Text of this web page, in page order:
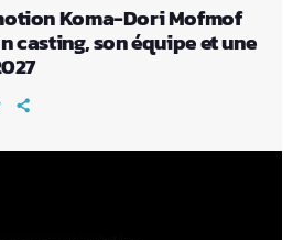
Koma-Dori Mofmof
casting, son équipe et une